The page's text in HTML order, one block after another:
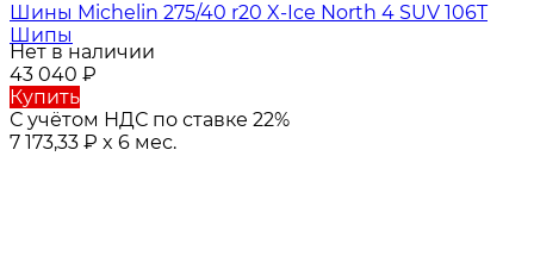
Шины Michelin 275/40 r20 X-Ice North 4 SUV 106T
Шипы
Нет в наличии
43 040 ₽
Купить
С учётом НДС по ставке 22%
7 173,33 ₽ x 6 мес.